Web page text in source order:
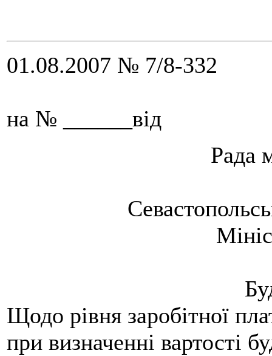
01.08.2007 № 7/8-332
на № ______від
Рада
Щодо рівня заробітної
при визначенні вартості